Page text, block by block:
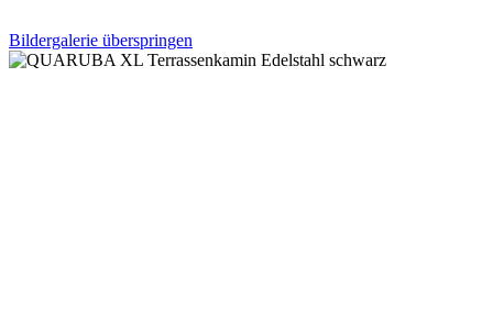
Bildergalerie überspringen